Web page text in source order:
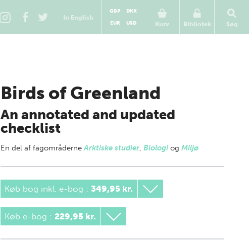
In English
Kurv
GBP
DKK
EUR
USD Bibliotek Søg
Birds of Greenland
An annotated and updated
checklist
En del af fagområderneArktiske studier, Biologiog Miljø
Køb bog inkl. e-bog : 349,95 kr.
Køb e-bog : 229,95 kr.